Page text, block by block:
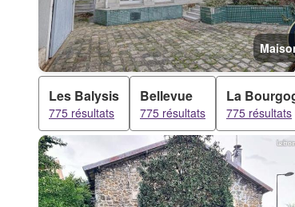
Les Balysis
775 résultats
Bellevue
775 résultats
La
775 résultats